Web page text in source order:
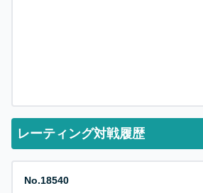
レーティング対戦履歴
No.18540